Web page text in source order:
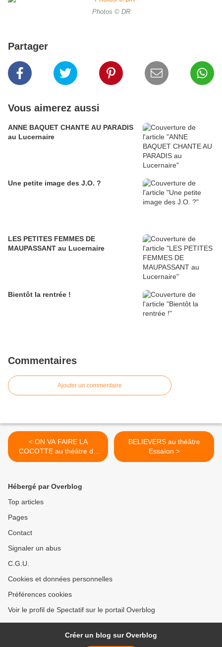
Photos © DR
Partager
Vous aimerez aussi
ANNE BAQUET CHANTE AU PARADIS
au Lucernaire
Une petite image des J.O. ?
LES PETITES FEMMES DE
MAUPASSANT au Lucernaire
Bientôt la rentrée !
Commentaires
Ajouter un commentaire
< ON VA FAIRE LA
COCOTTE au théâtre du
Lucernaire
BELIEVERS au théâtre
Essaïon >
Hébergé par Overblog
Top articles
Pages
Contact
Signaler un abus
C.G.U.
Cookies et données personnelles
Préférences cookies
Voir le profil de Spectatif sur le portail Overblog
Créer un blog sur Overblog